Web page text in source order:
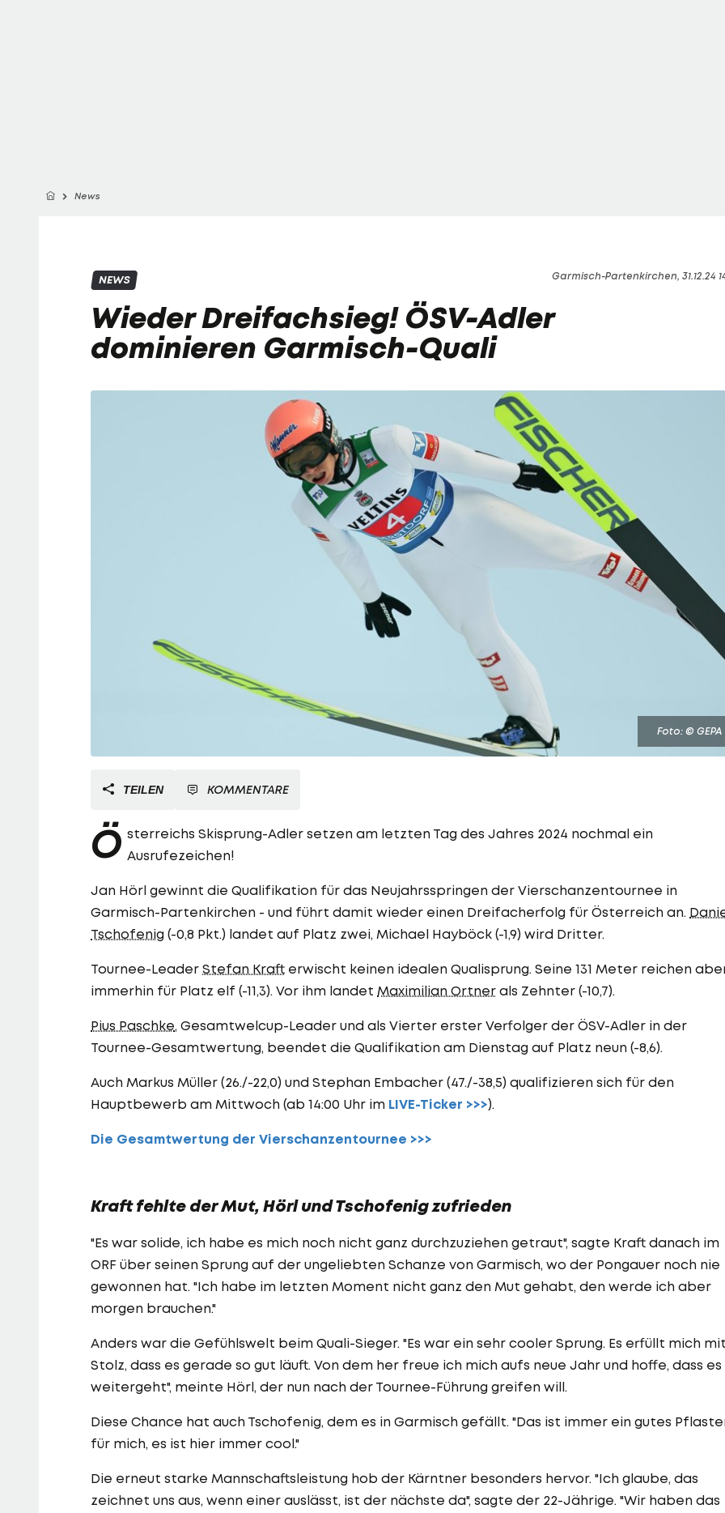
News
Garmisch-Partenkirchen, 31.12.24
NEWS
Wieder Dreifachsieg! ÖSV-Adler
dominieren Garmisch-Quali
Foto: © GEPA
TEILEN KOMMENTARE
Ö sterreichs Skisprung-Adler setzen am letzten Tag des Jahres 2024 nochmal ein
Ausrufezeichen!
Jan Hörl gewinnt die Qualifikation für das Neujahrsspringen der Vierschanzentournee in
Garmisch-Partenkirchen - und führt damit wieder einen Dreifacherfolg für Österreich an.
Tschofenig (-0,8 Pkt.) landet auf Platz zwei, Michael Hayböck (-1,9) wird Dritter.
Tournee-Leader Stefan Kraft erwischt keinen idealen Qualisprung. Seine 131 Meter reichen
immerhin für Platz elf (-11,3). Vor ihm landet Maximilian Ortner als Zehnter (-10,7).
Pius Paschke, Gesamtwelcup-Leader und als Vierter erster Verfolger der ÖSV-Adler in der
Tournee-Gesamtwertung, beendet die Qualifikation am Dienstag auf Platz neun (-8,6).
Auch Markus Müller (26./-22,0) und Stephan Embacher (47./-38,5) qualifizieren sich für den
Hauptbewerb am Mittwoch (ab 14:00 Uhr im LIVE-Ticker >>>).
Die Gesamtwertung der Vierschanzentournee >>>
Kraft fehlte der Mut, Hörl und Tschofenig zufrieden
"Es war solide, ich habe es mich noch nicht ganz durchzuziehen getraut", sagte Kraft danach im
ORF über seinen Sprung auf der ungeliebten Schanze von Garmisch, wo der Pongauer noch nie
gewonnen hat. "Ich habe im letzten Moment nicht ganz den Mut gehabt, den werde ich aber
morgen brauchen."
Anders war die Gefühlswelt beim Quali-Sieger. "Es war ein sehr cooler Sprung. Es erfüllt mich
Stolz, dass es gerade so gut läuft. Von dem her freue ich mich aufs neue Jahr und hoffe, dass es
weitergeht", meinte Hörl, der nun nach der Tournee-Führung greifen will.
Diese Chance hat auch Tschofenig, dem es in Garmisch gefällt. "Das ist immer ein gutes
für mich, es ist hier immer cool."
Die erneut starke Mannschaftsleistung hob der Kärntner besonders hervor. "Ich glaube, das
zeichnet uns aus, wenn einer auslässt, ist der nächste da", sagte der 22-Jährige. "Wir haben das